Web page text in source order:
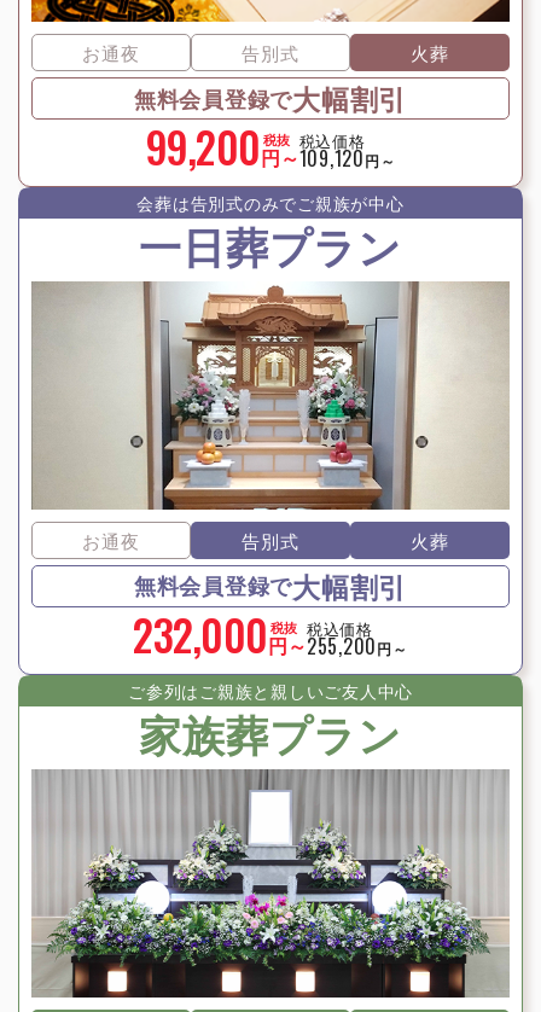
お通夜 告別式 火葬
無料会員登録で大幅割引
99,200 税抜
円～
税込価格
109,120円～
会葬は告別式のみでご親族が中⼼
一日葬プラン
お通夜 告別式 火葬
無料会員登録で大幅割引
232,000 税抜
円～
税込価格
255,200円～
ご参列はご親族と親しいご友⼈中⼼
家族葬プラン